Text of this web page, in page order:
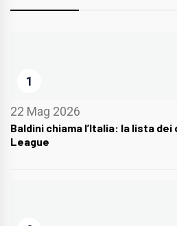
1
22 Mag 2026
Baldini chiama l’Italia: la lista
League